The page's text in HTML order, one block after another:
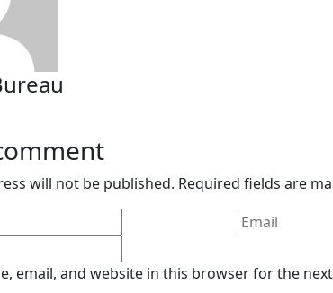
will not be published. Required fields are
email, and website in this browser for the